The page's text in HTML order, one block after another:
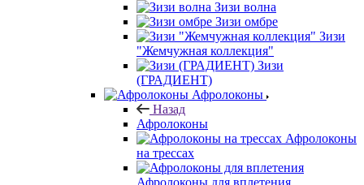
Зизи волна
Зизи омбре
Зизи
"Жемчужная коллекция"
Зизи
(ГРАДИЕНТ)
Афролоконы
Назад
Афролоконы
Афролоконы
на трессах
Афролоконы для вплетения